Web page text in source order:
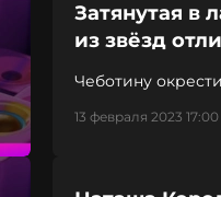
Затянутая в
из звёзд
Чеботину
13 февраля 2023 17:00